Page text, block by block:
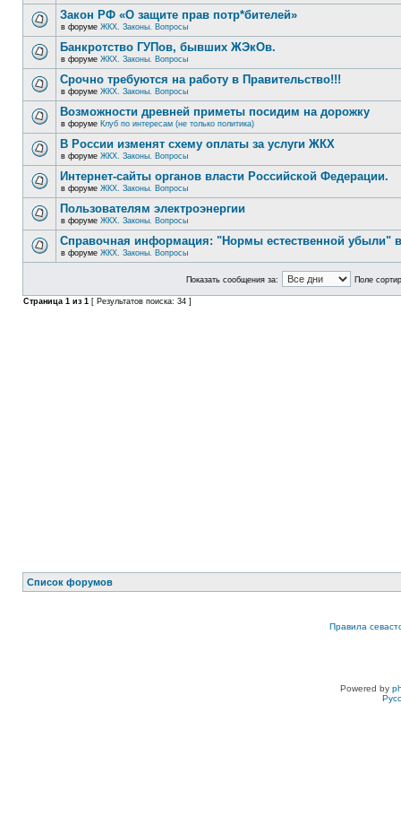
Закон РФ «О защите прав потр*бителей»
в форуме ЖКХ. Законы. Вопросы
Банкротство ГУПов, бывших ЖЭкОв.
в форуме ЖКХ. Законы. Вопросы
Срочно требуются на работу в Правительство!!!
в форуме ЖКХ. Законы. Вопросы
Возможности древней приметы посидим на дорожку
в форуме Клуб по интересам (не только политика)
В России изменят схему оплаты за услуги ЖКХ
в форуме ЖКХ. Законы. Вопросы
Интернет-сайты органов власти Российской Федерации.
в форуме ЖКХ. Законы. Вопросы
Пользователям электроэнергии
в форуме ЖКХ. Законы. Вопросы
Справочная информация: "Нормы естественной убыли"
в форуме ЖКХ. Законы. Вопросы
Показать сообщения за: Поле
Страница 1 из 1 [ Результатов поиска: 34 ]
Список форумов
Правила
Powered by